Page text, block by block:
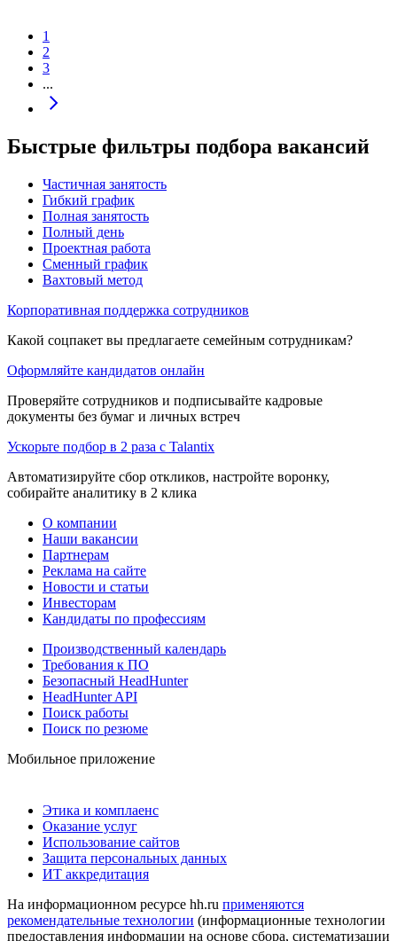
1
2
3
...
Быстрые фильтры подбора вакансий
Частичная занятость
Гибкий график
Полная занятость
Полный день
Проектная работа
Сменный график
Вахтовый метод
Корпоративная поддержка сотрудников
Какой соцпакет вы предлагаете семейным сотрудникам?
Оформляйте кандидатов онлайн
Проверяйте сотрудников и подписывайте кадровые
документы без бумаг и личных встреч
Ускорьте подбор в 2 раза с Talantix
Автоматизируйте сбор откликов, настройте воронку,
собирайте аналитику в 2 клика
О компании
Наши вакансии
Партнерам
Реклама на сайте
Новости и статьи
Инвесторам
Кандидаты по профессиям
Производственный календарь
Требования к ПО
Безопасный HeadHunter
HeadHunter API
Поиск работы
Поиск по резюме
Мобильное приложение
Этика и комплаенс
Оказание услуг
Использование сайтов
Защита персональных данных
ИТ аккредитация
На информационном ресурсе hh.ru применяются
рекомендательные технологии (информационные технологии
предоставления информации на основе сбора, систематизации